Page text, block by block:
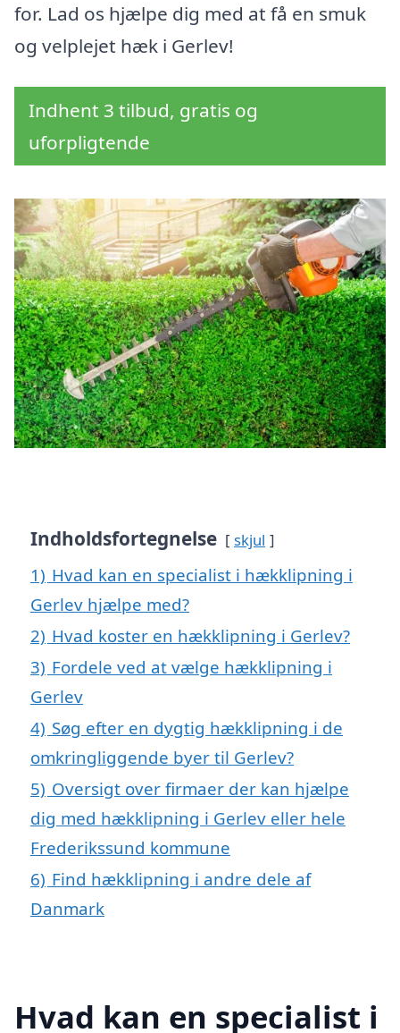
for. Lad os hjælpe dig med at få en smuk
og velplejet hæk i Gerlev!
Indhent 3 tilbud, gratis og
uforpligtende
Indholdsfortegnelse skjul
1) Hvad kan en specialist i hækklipning i
Gerlev hjælpe med?
2) Hvad koster en hækklipning i Gerlev?
3) Fordele ved at vælge hækklipning i
Gerlev
4) Søg efter en dygtig hækklipning i de
omkringliggende byer til Gerlev?
5) Oversigt over firmaer der kan hjælpe
dig med hækklipning i Gerlev eller hele
Frederikssund kommune
6) Find hækklipning i andre dele af
Danmark
Hvad kan en specialist i